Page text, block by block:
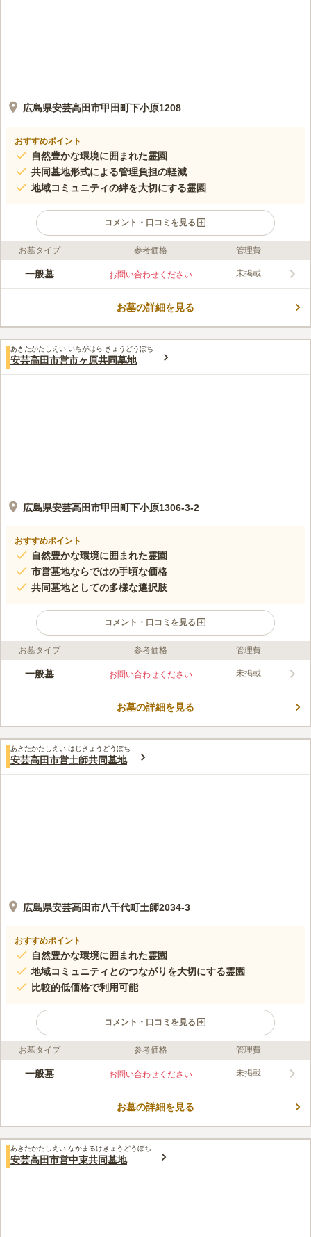
広島県安芸高田市甲田町下小原1208
おすすめポイント
自然豊かな環境に囲まれた霊園
共同墓地形式による管理負担の軽減
地域コミュニティの絆を大切にする霊園
コメント・口コミを見る
口コミ評価
この霊園はまだ誰からも評価されていません。
お墓タイプ 参考価格 管理費
一般墓 お問い合わせください 未掲載
お墓の詳細を見る
あきたかたしえい いちがはら きょうどうぼち
安芸高田市営市ヶ原共同墓地
広島県安芸高田市甲田町下小原1306-3-2
おすすめポイント
自然豊かな環境に囲まれた霊園
市営墓地ならではの手頃な価格
共同墓地としての多様な選択肢
コメント・口コミを見る
口コミ評価
この霊園はまだ誰からも評価されていません。
お墓タイプ 参考価格 管理費
一般墓 お問い合わせください 未掲載
お墓の詳細を見る
あきたかたしえい はじきょうどうぼち
安芸高田市営土師共同墓地
広島県安芸高田市八千代町土師2034-3
おすすめポイント
自然豊かな環境に囲まれた霊園
地域コミュニティとのつながりを大切にする霊園
比較的低価格で利用可能
コメント・口コミを見る
口コミ評価
この霊園はまだ誰からも評価されていません。
お墓タイプ 参考価格 管理費
一般墓 お問い合わせください 未掲載
お墓の詳細を見る
あきたかたしえい なかまるけきょうどうぼち
安芸高田市営中束共同墓地